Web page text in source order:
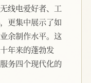
线电爱好者、工
更集中展示了如
余制作水平。这
年来的蓬勃发
务四个现代化的